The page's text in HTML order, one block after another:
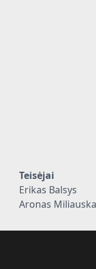
Teisėjai
Erikas Balsys
Aronas